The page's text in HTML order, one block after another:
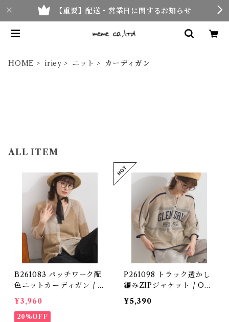
【重要】配送・営業日に関するお知らせ
HOME iriey ニット カーディガン
ALL ITEM
B261083 パッチワーク配
色ニットカーディガン / P
atchwork Color Block
Knit Cardigan
¥3,960
20%OFF
P261098 トラック透かし
編みZIPジャケット / Ope
nwork Knit Track Zip
Cardigan (残りわずか)
¥5,390